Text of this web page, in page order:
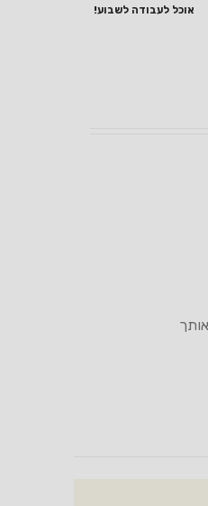
אוכל לעבודה לשבוע!